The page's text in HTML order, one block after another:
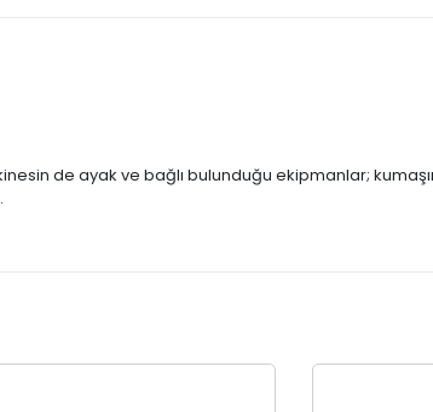
de ayak ve bağlı bulunduğu ekipmanlar;